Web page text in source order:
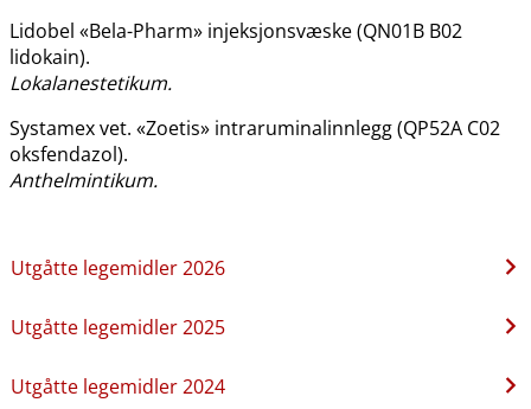
Lidobel «Bela-Pharm» injeksjonsvæske (QN01B B02
lidokain).
Lokalanestetikum.
Systamex vet. «Zoetis» intraruminalinnlegg (QP52A C02
oksfendazol).
Anthelmintikum.
Utgåtte legemidler 2026
Utgåtte legemidler 2025
Utgåtte legemidler 2024